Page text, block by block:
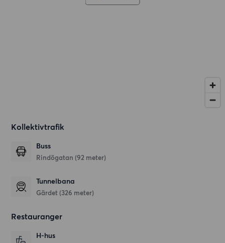
Kollektivtrafik
Buss
Rindögatan (92 meter)
Tunnelbana
Gärdet (326 meter)
Restauranger
H-hus